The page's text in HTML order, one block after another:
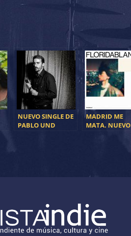
NUEVO SINGLE DE
PABLO UND
MADRID ME
MATA. NUEVO